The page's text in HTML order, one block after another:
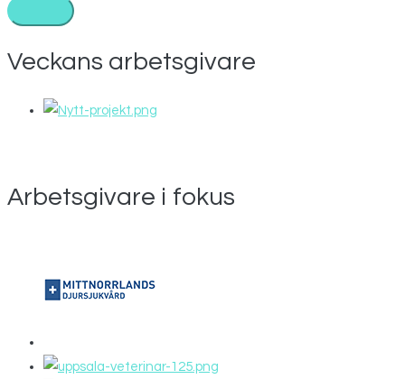
Veckans arbetsgivare
Arbetsgivare i fokus